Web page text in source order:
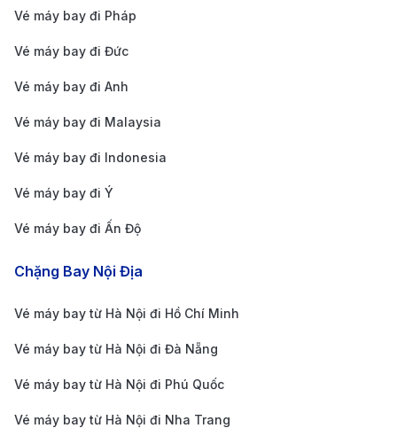
Paris TP. Hồ Chí
Minh Thai Airways
Paris TP. Hồ Chí
Minh China Eastern
Hướng dẫn cách di chuyển từ trung
TP. Hồ Chí Minh đi trung tâm thành
phố
Hướng dẫn cách di chuyển từ trung tâm
bắc. Thời gian di chuyển dao động từ 30 – 60 phút tùy
phương tiện. Các lựa chọn phổ biến:
Vé máy bay đi Pháp
Vé máy bay đi Đức
Vé máy bay đi Anh
Vé máy bay đi Malaysia
Vé máy bay đi Indonesia
Vé máy bay đi Ý
Vé máy bay đi Ấn Độ
Chặng Bay Nội Địa
Vé máy bay từ Hà Nội đi Hồ Chí Minh
Vé máy bay từ Hà Nội đi Đà Nẵng
Vé máy bay từ Hà Nội đi Phú Quốc
Vé máy bay từ Hà Nội đi Nha Trang